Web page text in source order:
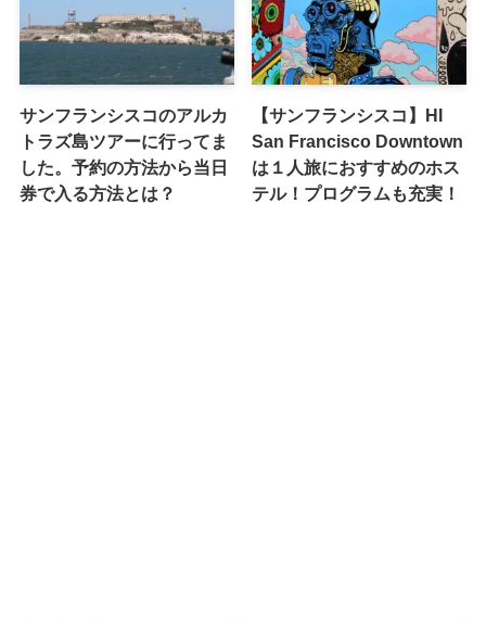
サンフランシスコのアルカ
トラズ島ツアーに行ってま
した。予約の方法から当日
券で入る方法とは？
【サンフランシスコ】HI
San Francisco Downtown
は１人旅におすすめのホス
テル！プログラムも充実！